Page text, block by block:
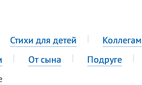
Стихи для детей Коллегам
От сына Подруге